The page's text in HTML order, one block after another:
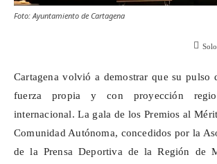
Foto: Ayuntamiento de Cartagena
Cartagena volvió a demostrar que su pulso
fuerza propia y con proyección
internacional. La gala de los Premios al
Comunidad Autónoma, concedidos por la
de la Prensa Deportiva de la Región de